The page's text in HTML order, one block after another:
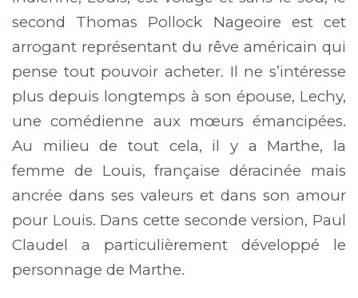
second Thomas Pollock Nageoire est cet
arrogant représentant du rêve américain qui
pense tout pouvoir acheter. Il ne s’intéresse
plus depuis longtemps à son épouse, Lechy,
une comédienne aux mœurs émancipées.
Au milieu de tout cela, il y a Marthe, la
femme de Louis, française déracinée mais
ancrée dans ses valeurs et dans son amour
pour Louis. Dans cette seconde version, Paul
Claudel a particulièrement développé le
personnage de Marthe.